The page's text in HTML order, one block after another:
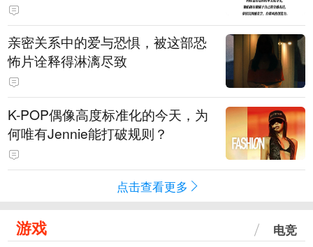
亲密关系中的爱与恐惧，被这部恐
怖片诠释得淋漓尽致
K-POP偶像高度标准化的今天，为
何唯有Jennie能打破规则？
点击查看更多
游戏 电竞